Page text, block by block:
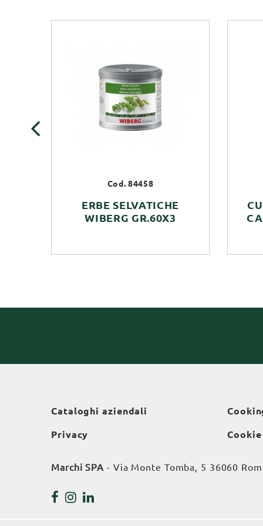
Cod. 84458
ERBE SELVATICHE
WIBERG GR.60X3
Cataloghi aziendali
Privacy
Marchi SPA - Via Monte Tomba, 5 36060